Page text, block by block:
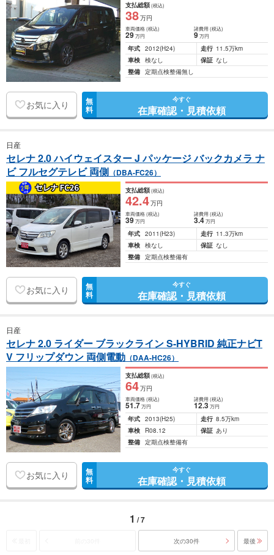
支払総額(税込)
38万円
車両価格(税込)
29万円
諸費用 (税込)
9 万円
年式 2012(H24) 走行 11.5万km
車検 検なし 保証 なし
整備 定期点検整備無し
お気に入り 無
料
今すぐ
在庫確認・見積依頼
日産
セレナ 2.0 ハイウェイスター J パッケージ バックカメラ ナ
ビ フルセグテレビ 両側 （DBA-FC26）
支払総額(税込)
42.4万円
車両価格(税込)
39万円
諸費用 (税込)
3.4 万円
年式 2011(H23) 走行 11.3万km
車検 検なし 保証 なし
整備 定期点検整備有
お気に入り 無
料
今すぐ
在庫確認・見積依頼
日産
セレナ 2.0 ライダー ブラックライン S-HYBRID 純正ナビT
V フリップダウン 両側電動 （DAA-HC26）
支払総額(税込)
64万円
車両価格(税込)
51.7万円
諸費用 (税込)
12.3 万円
年式 2013(H25) 走行 8.5万km
車検
R08.12 保証 あり
整備 定期点検整備有
お気に入り 無
料
今すぐ
在庫確認・見積依頼
1 / 7
次の30件 最後